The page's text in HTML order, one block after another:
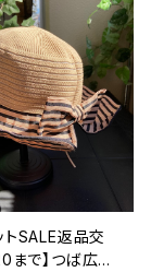
トSALE返品交
で】つば広サ